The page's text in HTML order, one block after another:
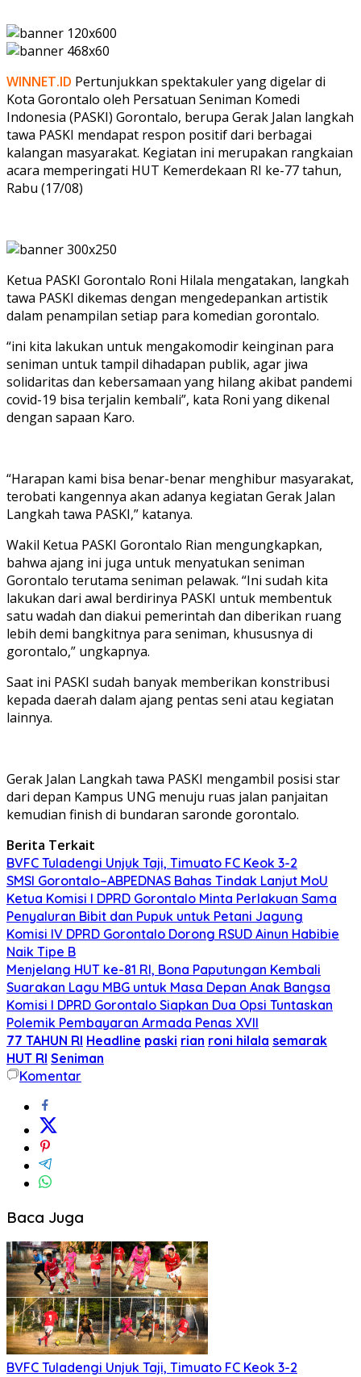
WINNET.ID Pertunjukkan spektakuler yang digelar di
Kota Gorontalo oleh Persatuan Seniman Komedi
Indonesia (PASKI) Gorontalo, berupa Gerak Jalan langkah
tawa PASKI mendapat respon positif dari berbagai
kalangan masyarakat. Kegiatan ini merupakan rangkaian
acara memperingati HUT Kemerdekaan RI ke-77 tahun,
Rabu (17/08)
Ketua PASKI Gorontalo Roni Hilala mengatakan, langkah
tawa PASKI dikemas dengan mengedepankan artistik
dalam penampilan setiap para komedian gorontalo.
“ini kita lakukan untuk mengakomodir keinginan para
seniman untuk tampil dihadapan publik, agar jiwa
solidaritas dan kebersamaan yang hilang akibat pandemi
covid-19 bisa terjalin kembali”, kata Roni yang dikenal
dengan sapaan Karo.
“Harapan kami bisa benar-benar menghibur masyarakat,
terobati kangennya akan adanya kegiatan Gerak Jalan
Langkah tawa PASKI,” katanya.
Wakil Ketua PASKI Gorontalo Rian mengungkapkan,
bahwa ajang ini juga untuk menyatukan seniman
Gorontalo terutama seniman pelawak. “Ini sudah kita
lakukan dari awal berdirinya PASKI untuk membentuk
satu wadah dan diakui pemerintah dan diberikan ruang
lebih demi bangkitnya para seniman, khususnya di
gorontalo,” ungkapnya.
Saat ini PASKI sudah banyak memberikan konstribusi
kepada daerah dalam ajang pentas seni atau kegiatan
lainnya.
Gerak Jalan Langkah tawa PASKI mengambil posisi star
dari depan Kampus UNG menuju ruas jalan panjaitan
kemudian finish di bundaran saronde gorontalo.
Berita Terkait
BVFC Tuladengi Unjuk Taji, Timuato FC Keok 3-2
SMSI Gorontalo–ABPEDNAS Bahas Tindak Lanjut MoU
Ketua Komisi I DPRD Gorontalo Minta Perlakuan Sama
Penyaluran Bibit dan Pupuk untuk Petani Jagung
Komisi IV DPRD Gorontalo Dorong RSUD Ainun Habibie
Naik Tipe B
Menjelang HUT ke-81 RI, Bona Paputungan Kembali
Suarakan Lagu MBG untuk Masa Depan Anak Bangsa
Komisi I DPRD Gorontalo Siapkan Dua Opsi Tuntaskan
Polemik Pembayaran Armada Penas XVII
77 TAHUN RI Headline paski rian roni hilala semarak
HUT RI Seniman
Komentar
Baca Juga
BVFC Tuladengi Unjuk Taji, Timuato FC Keok 3-2